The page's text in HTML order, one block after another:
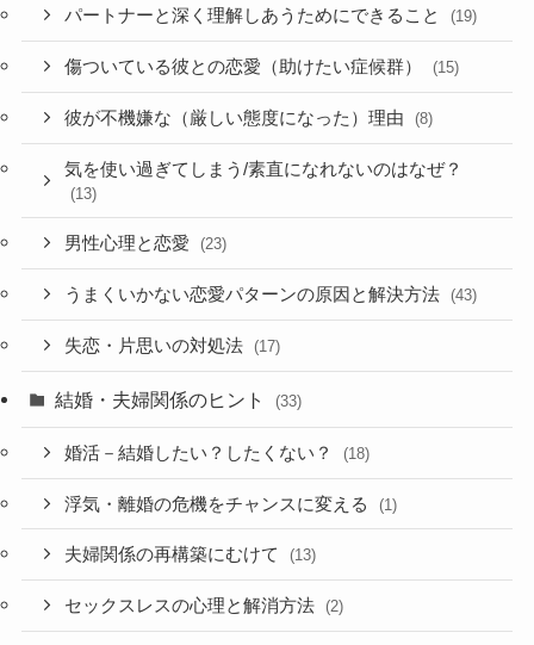
パートナーと深く理解しあうためにできること (19)
傷ついている彼との恋愛（助けたい症候群） (15)
彼が不機嫌な（厳しい態度になった）理由 (8)
気を使い過ぎてしまう/素直になれないのはなぜ？
(13)
男性心理と恋愛 (23)
うまくいかない恋愛パターンの原因と解決方法 (43)
失恋・片思いの対処法 (17)
結婚・夫婦関係のヒント (33)
婚活－結婚したい？したくない？ (18)
浮気・離婚の危機をチャンスに変える (1)
夫婦関係の再構築にむけて (13)
セックスレスの心理と解消方法 (2)